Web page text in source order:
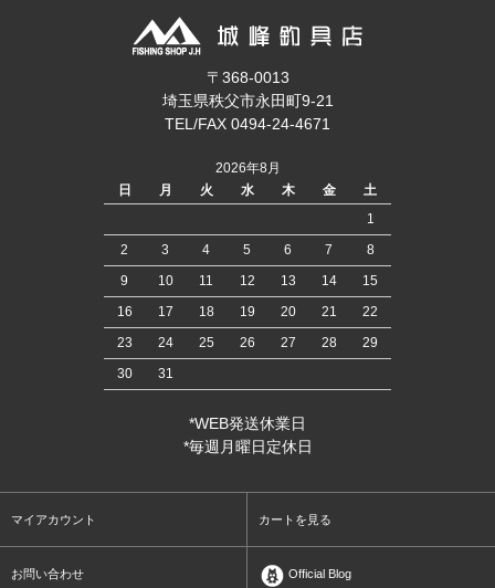
〒368-0013
埼玉県秩父市永田町9-21
TEL/FAX 0494-24-4671
2026年8月
日
月 火 水 木 金
土
1
2
3 4 5 6 7
8
9
10 11 12 13 14
15
16
17 18 19 20 21
22
23
24 25 26 27 28
29
30
31
*WEB発送休業日
*毎週月曜日定休日
マイアカウント カートを見る
お問い合わせ Official Blog